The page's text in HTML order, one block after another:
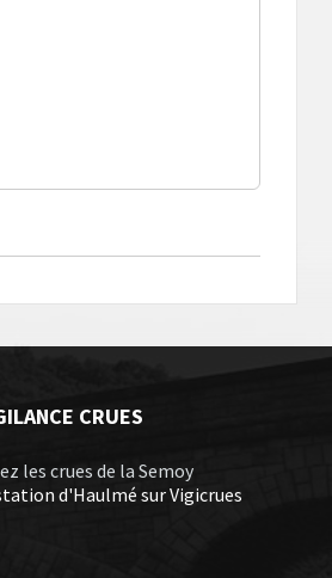
CRUES
les crues de la Semoy
d'Haulmé sur Vigicrues